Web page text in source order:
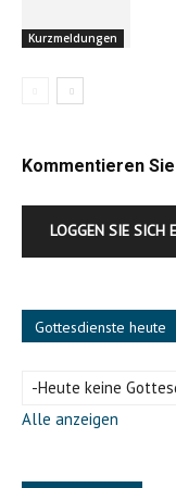
Kurzmeldungen
Kommentieren
LOGGEN SIE SICH
Gottesdienste heute
-Heute keine
Alle anzeigen